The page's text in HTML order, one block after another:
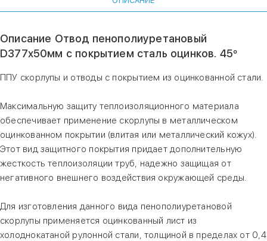
Описание Отвод пенополиуретановый
D377х50мм с покрытием сталь оцинков. 45°
ППУ скорлупы и отводы с покрытием из оцинкованной стали.
Максимальную защиту теплоизоляционного материала
обеспечивает применение скорлупы в металлическом
оцинкованном покрытии (влитая или металлический кожух).
Этот вид защитного покрытия придает дополнительную
жесткость теплоизоляции труб, надежно защищая от
негативного внешнего воздействия окружающей среды.
Для изготовления данного вида пенополиуретановой
скорлупы применяется оцинкованный лист из
холоднокатаной рулонной стали, толщиной в пределах от 0,4